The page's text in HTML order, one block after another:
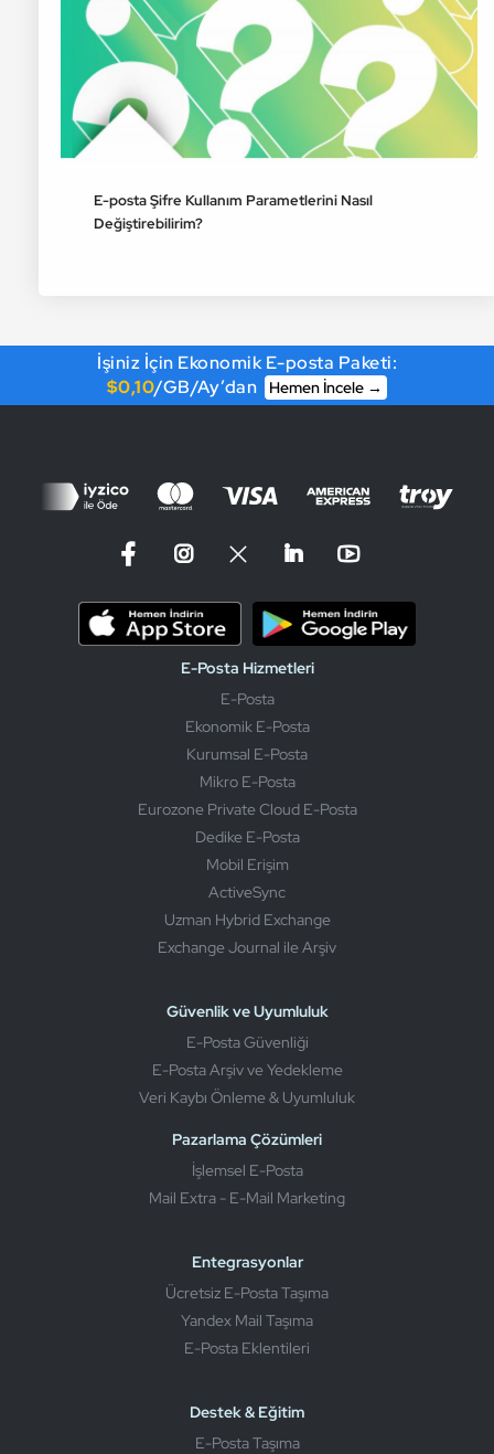
E-posta Şifre Kullanım Parametlerini Nasıl
Değiştirebilirim?
İşiniz İçin Ekonomik E-posta Paketi:
$0,10/GB/Ay’dan Hemen İncele →
E-Posta Hizmetleri
E-Posta
Ekonomik E-Posta
Kurumsal E-Posta
Mikro E-Posta
Eurozone Private Cloud E-Posta
Dedike E-Posta
Mobil Erişim
ActiveSync
Uzman Hybrid Exchange
Exchange Journal ile Arşiv
Güvenlik ve Uyumluluk
E-Posta Güvenliği
E-Posta Arşiv ve Yedekleme
Veri Kaybı Önleme & Uyumluluk
Pazarlama Çözümleri
İşlemsel E-Posta
Mail Extra - E-Mail Marketing
Entegrasyonlar
Ücretsiz E-Posta Taşıma
Yandex Mail Taşıma
E-Posta Eklentileri
Destek & Eğitim
E-Posta Taşıma